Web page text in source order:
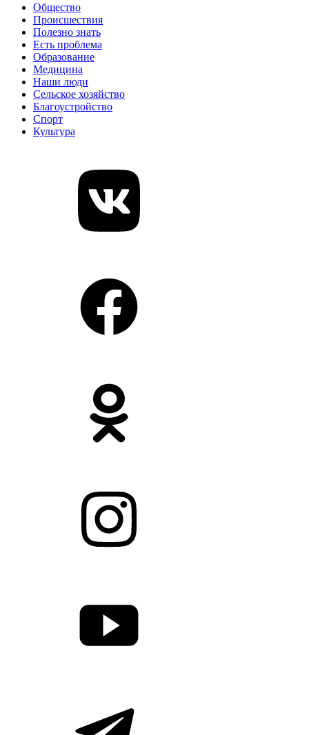
Общество
Происшествия
Полезно знать
Есть проблема
Образование
Медицина
Наши люди
Сельское хозяйство
Благоустройство
Спорт
Культура